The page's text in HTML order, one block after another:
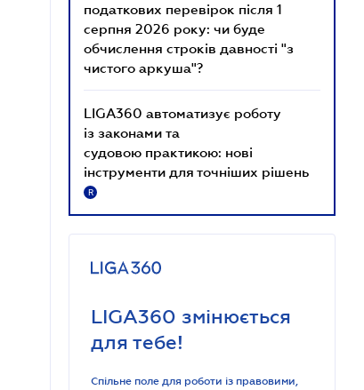
податкових перевірок після 1
серпня 2026 року: чи буде
обчислення строків давності "з
чистого аркуша"?
LIGA360 автоматизує роботу
із законами та
судовою практикою: нові
інструменти для точніших рішень
R
LIGA360 змінюється
для тебе!
Спільне поле для роботи із правовими,